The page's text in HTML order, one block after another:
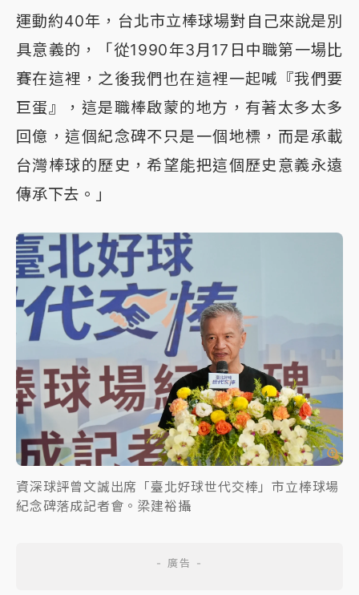
運動約40年，台北市立棒球場對自己來說是別
具意義的，「從1990年3月17日中職第一場比
賽在這裡，之後我們也在這裡一起喊『我們要
巨蛋』，這是職棒啟蒙的地方，有著太多太多
回億，這個紀念碑不只是一個地標，而是承載
台灣棒球的歷史，希望能把這個歷史意義永遠
傳承下去。」
資深球評曾文誠出席「臺北好球世代交棒」市立棒球場
紀念碑落成記者會。梁建裕攝